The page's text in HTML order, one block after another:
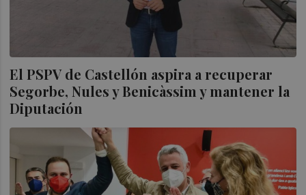
El PSPV de Castellón aspira a recuperar
Segorbe, Nules y Benicàssim y mantener la
Diputación